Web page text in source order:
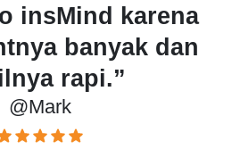
antarmukanya
dipahami
pemula.”